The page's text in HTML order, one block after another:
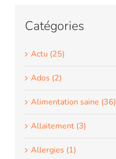
Catégories
Actu (25)
Ados (2)
Alimentation saine (36)
Allaitement (3)
Allergies (1)